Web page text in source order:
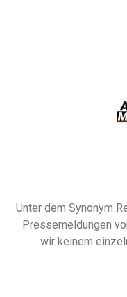
Unter dem Synonym
Pressemeldungen
wir keinem